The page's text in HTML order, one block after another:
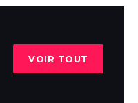
VOIR TOUT